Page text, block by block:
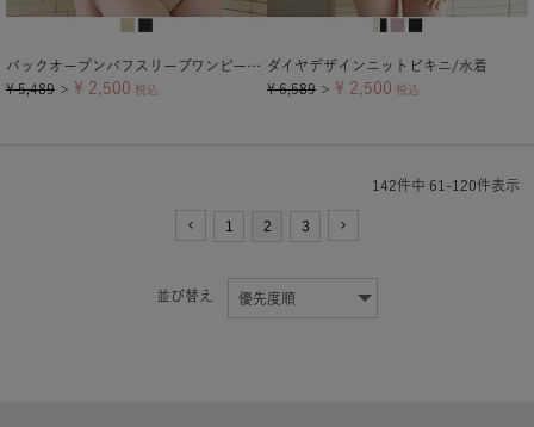
バックオープンパフスリーブワンピース/水着
¥ 5,489 ＞ ¥ 2,500 税込
ダイヤデザインニットビキニ/水着
¥ 6,589 ＞ ¥ 2,500 税込
142件中 61 -120件表示
1 2 3
並び替え